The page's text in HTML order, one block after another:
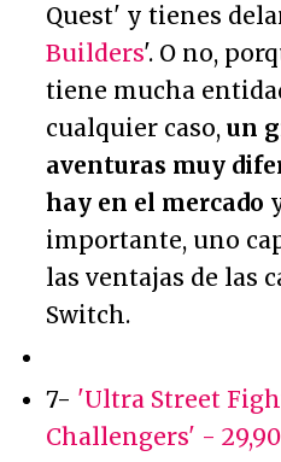
Quest' y tienes
Builders'. O no,
tiene mucha
cualquier caso, un
aventuras muy
hay en el mercado
importante, uno
las ventajas de las
Switch.
7- 'Ultra Street
Challengers' -